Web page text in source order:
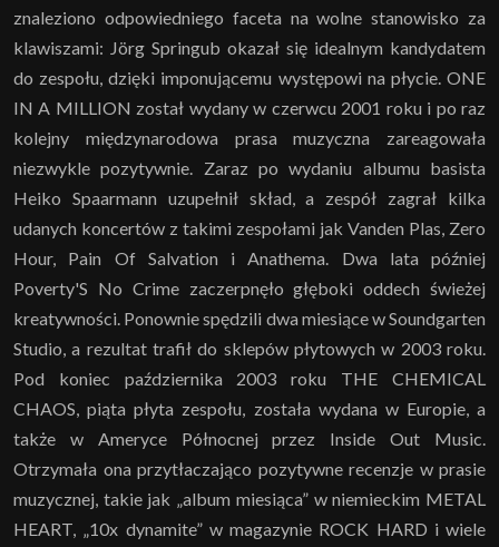
znaleziono odpowiedniego faceta na wolne stanowisko za
klawiszami: Jörg Springub okazał się idealnym kandydatem
do zespołu, dzięki imponującemu występowi na płycie. ONE
IN A MILLION został wydany w czerwcu 2001 roku i po raz
kolejny międzynarodowa prasa muzyczna zareagowała
niezwykle pozytywnie. Zaraz po wydaniu albumu basista
Heiko Spaarmann uzupełnił skład, a zespół zagrał kilka
udanych koncertów z takimi zespołami jak Vanden Plas, Zero
Hour, Pain Of Salvation i Anathema. Dwa lata później
Poverty'S No Crime zaczerpnęło głęboki oddech świeżej
kreatywności. Ponownie spędzili dwa miesiące w Soundgarten
Studio, a rezultat trafił do sklepów płytowych w 2003 roku.
Pod koniec października 2003 roku THE CHEMICAL
CHAOS, piąta płyta zespołu, została wydana w Europie, a
także w Ameryce Północnej przez Inside Out Music.
Otrzymała ona przytłaczająco pozytywne recenzje w prasie
muzycznej, takie jak „album miesiąca” w niemieckim METAL
HEART, „10x dynamite” w magazynie ROCK HARD i wiele